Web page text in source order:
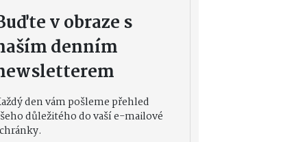
v obraze s
denním
den vám pošleme přehled
důležitého do vaší e-mailové